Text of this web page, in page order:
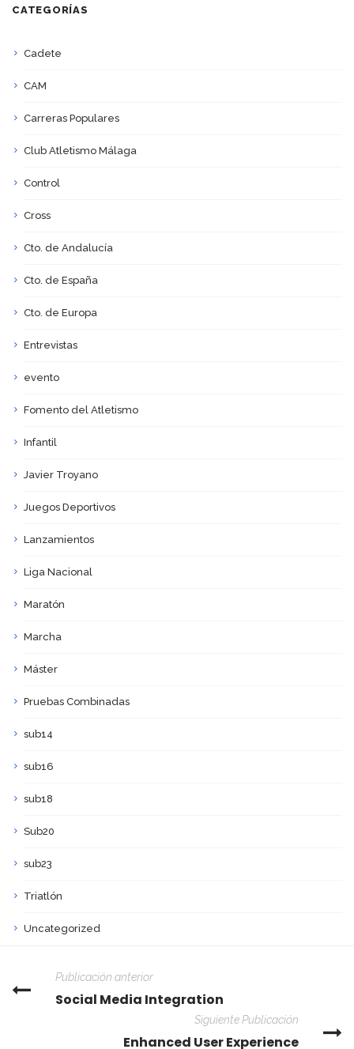
CATEGORÍAS
Cadete
CAM
Carreras Populares
Club Atletismo Málaga
Control
Cross
Cto. de Andalucía
Cto. de España
Cto. de Europa
Entrevistas
evento
Fomento del Atletismo
Infantil
Javier Troyano
Juegos Deportivos
Lanzamientos
Liga Nacional
Maratón
Marcha
Máster
Pruebas Combinadas
sub14
sub16
sub18
Sub20
sub23
Triatlón
Uncategorized
Publicación anterior
Social Media Integration
Siguiente Publicación
Enhanced User Experience